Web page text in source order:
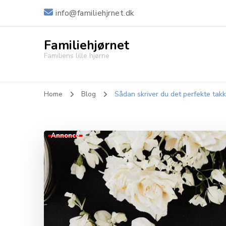
info@familiehjrnet.dk
Familiehjørnet
Familiens lille hjørne
Home Blog Sådan skriver du det perfekte
Annonce